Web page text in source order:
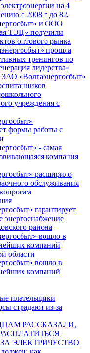
на 4
с 2008 г до 82,
и ООО
ТЭЦ» получили
оптового рынка
прошла
тренингов по
лидерства»
ЗАО «Волгаэнергосбыт»
учреждения с
формы работы с
- самая
компания
расширило
обслуживания
гарантирует
энергоснабжение
района
вошло в
компаний
области
вошло в
компаний
плательщики
страдают из-за
РАССКАЗАЛИ,
ЭЛЕКТРИЧЕСТВО